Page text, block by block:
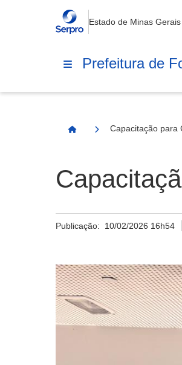
Estado de Minas Gerais
Prefeitura de
Página Inicial
Capacitação para
Publicação: 10/02/2026 16h54